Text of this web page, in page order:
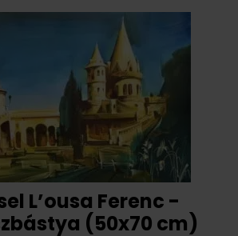
L’ousa Ferenc -
(50x70 cm)